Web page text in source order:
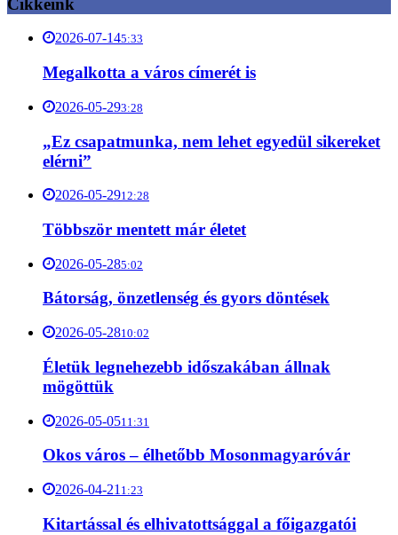
2026-07-145:33
Megalkotta a város címerét is
2026-05-293:28
„Ez csapatmunka, nem lehet egyedül sikereket
elérni”
2026-05-2912:28
Többször mentett már életet
2026-05-285:02
Bátorság, önzetlenség és gyors döntések
2026-05-2810:02
Életük legnehezebb időszakában állnak
mögöttük
2026-05-0511:31
Okos város – élhetőbb Mosonmagyaróvár
2026-04-21 1:23
Kitartással és elhivatottsággal a főigazgatói